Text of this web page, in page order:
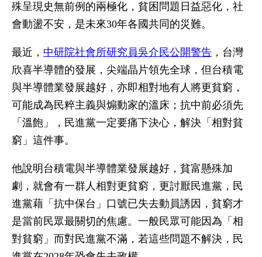
殊呈現史無前例的兩極化，貧困問題日益惡化，社
會動盪不安，是未來30年各國共同的災難。
最近， 中研院社會所研究員吳介民公開警告 ，台灣
欣喜半導體的發展，尖端晶片領先全球，但台積電
與半導體業發展越好，亦即相對地有人將更貧窮，
可能成為民粹主義與煽動家的溫床；抗中前必須先
「溫飽」，民進黨一定要痛下決心，解決「相對貧
窮」這件事。
他說明台積電與半導體業發展越好，貧富懸殊加
劇，就會有一群人相對更貧窮，更討厭民進黨，民
進黨藉「抗中保台」口號已失去動員誘因，貧窮才
是當前民眾最關切的焦慮。一般民眾可能因為「相
對貧窮」而對民進黨不滿，若這些問題不解決，民